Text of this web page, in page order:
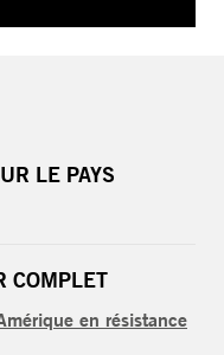
LE PAYS
COMPLET
en résistance